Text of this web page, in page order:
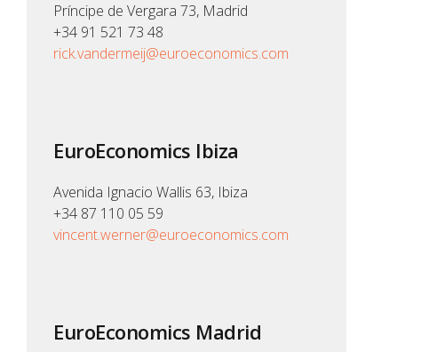
Príncipe de Vergara 73, Madrid
+34 91 521 73 48
rick.vandermeij@euroeconomics.com
EuroEconomics Ibiza
Avenida Ignacio Wallis 63, Ibiza
+34 87 110 05 59
vincent.werner@euroeconomics.com
EuroEconomics Madrid